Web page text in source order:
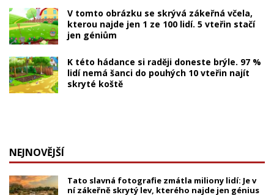
V tomto obrázku se skrývá zákeřná včela,
kterou najde jen 1 ze 100 lidí. 5 vteřin stačí
jen géniům
K této hádance si raději doneste brýle. 97 %
lidí nemá šanci do pouhých 10 vteřin najít
skryté koště
NEJNOVĚJŠÍ
Tato slavná fotografie zmátla miliony lidí: Je v
ní zákeřně skrytý lev, kterého najde jen génius